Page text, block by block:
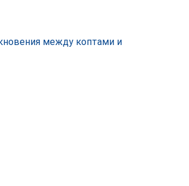
между коптами и